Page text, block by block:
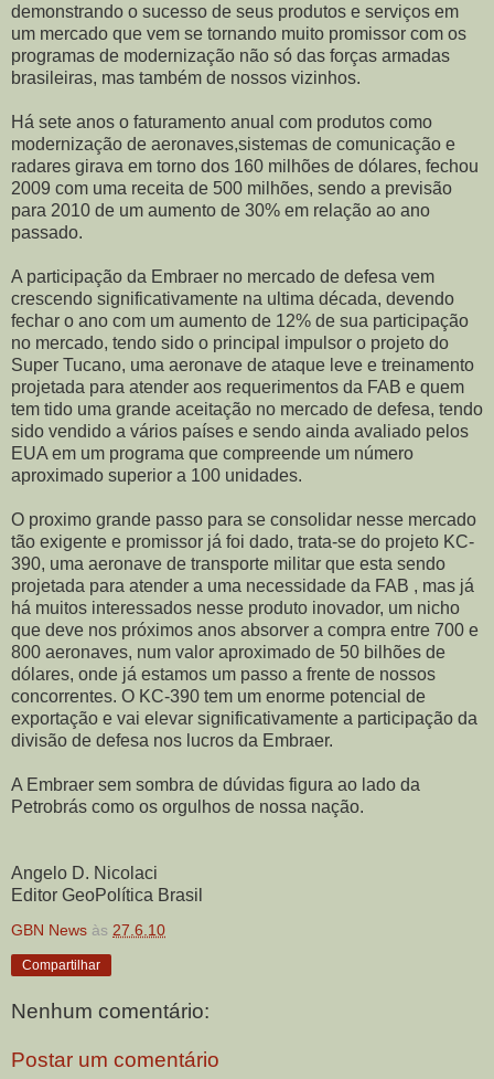
demonstrando o sucesso de seus produtos e serviços em
um mercado que vem se tornando muito promissor com os
programas de modernização não só das forças armadas
brasileiras, mas também de nossos vizinhos.
Há sete anos o faturamento anual com produtos como
modernização de aeronaves,sistemas de comunicação e
radares girava em torno dos 160 milhões de dólares, fechou
2009 com uma receita de 500 milhões, sendo a previsão
para 2010 de um aumento de 30% em relação ao ano
passado.
A participação da Embraer no mercado de defesa vem
crescendo significativamente na ultima década, devendo
fechar o ano com um aumento de 12% de sua participação
no mercado, tendo sido o principal impulsor o projeto do
Super Tucano, uma aeronave de ataque leve e treinamento
projetada para atender aos requerimentos da FAB e quem
tem tido uma grande aceitação no mercado de defesa, tendo
sido vendido a vários países e sendo ainda avaliado pelos
EUA em um programa que compreende um número
aproximado superior a 100 unidades.
O proximo grande passo para se consolidar nesse mercado
tão exigente e promissor já foi dado, trata-se do projeto KC-
390, uma aeronave de transporte militar que esta sendo
projetada para atender a uma necessidade da FAB , mas já
há muitos interessados nesse produto inovador, um nicho
que deve nos próximos anos absorver a compra entre 700 e
800 aeronaves, num valor aproximado de 50 bilhões de
dólares, onde já estamos um passo a frente de nossos
concorrentes. O KC-390 tem um enorme potencial de
exportação e vai elevar significativamente a participação da
divisão de defesa nos lucros da Embraer.
A Embraer sem sombra de dúvidas figura ao lado da
Petrobrás como os orgulhos de nossa nação.
Angelo D. Nicolaci
Editor GeoPolítica Brasil
GBN News às 27.6.10
Compartilhar
Nenhum comentário:
Postar um comentário